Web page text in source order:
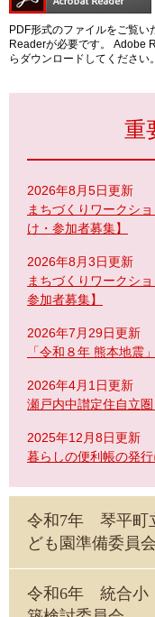
PDF形式のファイルをご覧
Readerが必要です。
Adobe
らダウンロードしてください
重
2026年8月5日更新
まちづくりワークシ
け・参加者募集】
2026年8月3日更新
まちづくりワークシ
参加者募集】
2026年7月29日更新
「令和８年 熊本地震
2026年4月1日更新
瀬戸内中讃定住自立
2025年12月8日更新
暮らしの便利帳の発
令和7年 琴平町
ども園準備委員会
令和6年 統合小